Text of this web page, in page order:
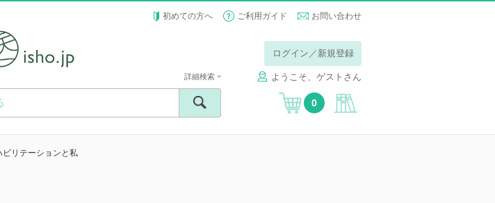
初めての方へ ご利用ガイド お問い合わせ
ログイン／新規登録
ようこそ、ゲストさん
詳細検索
0
ビリテーションと私